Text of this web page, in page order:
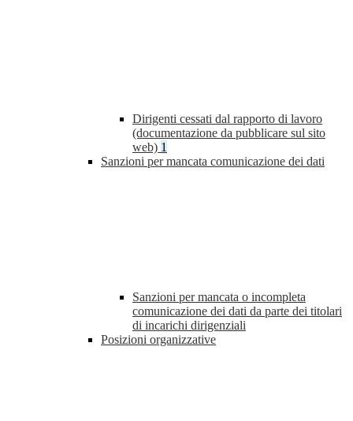
Dirigenti cessati dal rapporto di lavoro
(documentazione da pubblicare sul sito
web) 1
Sanzioni per mancata comunicazione dei dati
Sanzioni per mancata o incompleta
comunicazione dei dati da parte dei titolari
di incarichi dirigenziali
Posizioni organizzative